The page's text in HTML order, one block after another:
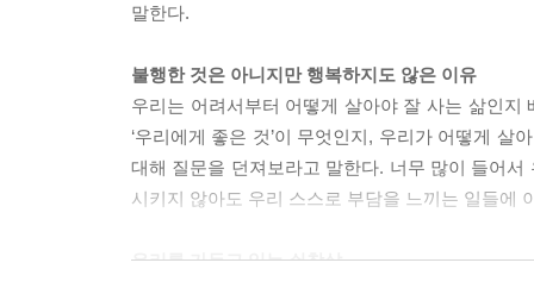
수 있다는 사실을 기억하자.
라도 당신과 멀어지게 될 수도 있다. 혹은 당신이
느낄 수도 있다. 가장 가까운 사람들이 우리 발목
이 될 수 있도록, 혹은 적어도 방해가 되지 않도
영향을 받을 것이다. 당신의 성장을 눈치 채고 그
차지해 버리는 식으로 반응하는 경우가 많다.
말한다.
불행한 것은 아니지만 행복하지도 않은 이유
우리는 어려서부터 어떻게 살아야 잘 사는 삶인
‘우리에게 좋은 것’이 무엇인지, 우리가 어떻게 살
대해 질문을 던져보라고 말한다. 너무 많이 들어
시키지 않아도 우리 스스로 부담을 느끼는 일들에
우리를 가두고 있는 쇠창살